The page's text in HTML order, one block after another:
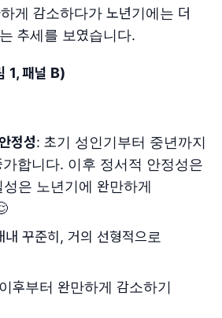
게 감소하다가 노년기에는 더
추세를 보였습니다.
1, 패널 B)
정성: 초기 성인기부터 중년까지
가합니다. 이후 정서적 안정성은
은 노년기에 완만하게
꾸준히, 거의 선형적으로
후부터 완만하게 감소하기